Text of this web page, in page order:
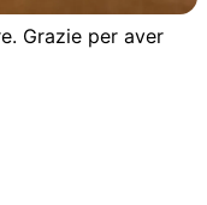
Grazie per aver